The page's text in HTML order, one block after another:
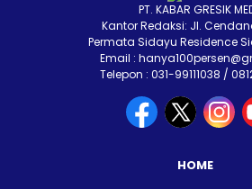
PT. KABAR GRESIK
Kantor Redaksi: Jl.
Permata Sidayu Residence
Email :
Telepon : 031-99111038 /
HOME